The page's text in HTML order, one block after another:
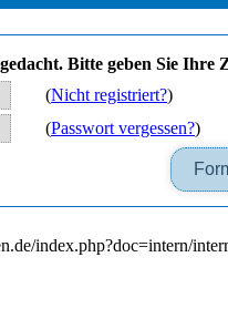
Bitte geben Sie
(Nicht registriert?)
(Passwort vergessen?)
index.php?doc=intern/